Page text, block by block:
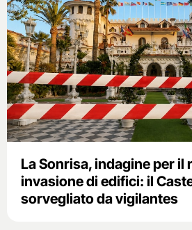
La Sonrisa, indagine per il
invasione di edifici: il
sorvegliato da vigilantes